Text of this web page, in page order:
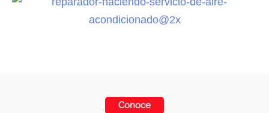
Conoce